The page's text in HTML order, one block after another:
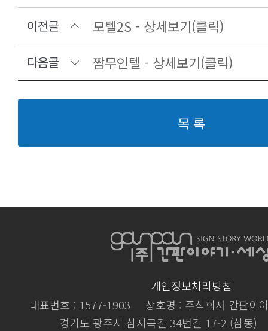
이전글 모텔2S - 상세보기(클릭)
다음글 짬무인텔 - 상세보기(클릭)
목 록
개인정보처리방침
대표번호 : 1577-1903
상호명 : 주식회사 간판이
경기도 광주시 삼지곡길 34번길 17-2 (삼동)